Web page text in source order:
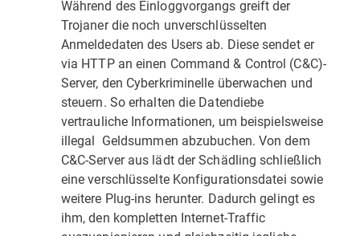
Während des Einloggvorgangs greift der
Trojaner die noch unverschlüsselten
Anmeldedaten des Users ab. Diese sendet er
via HTTP an einen Command & Control (C&C)-
Server, den Cyberkriminelle überwachen und
steuern. So erhal­ten die Datendiebe
vertrauliche Informationen, um beispielsweise
illegal Geldsummen abzubuchen. Von dem
C&C-Server aus lädt der Schädling schließlich
eine verschlüsselte Konfigurationsdatei sowie
weitere Plug-ins herunter. Dadurch gelingt es
ihm, den kompletten Internet-Traffic